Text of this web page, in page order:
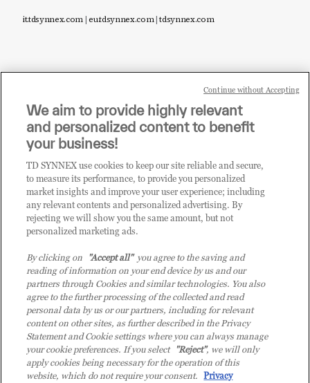
it.tdsynnex.com|eu.tdsynnex.com|tdsynnex.com
Sei un rivenditore di tecnologia e desideri acquistare
i prodotti o le soluzioni trattate sul blog?
CLICCA QUI E DIVENTA
CLIENTE TD SYNNEX
© 2026 TD SYNNEX Italy S.r.l. - Sede legale: via Luigi Russolo 9, 20138 Milano
(MI) - Numero di iscrizione al Registro delle Imprese di Milano e Codice Fiscale:
We aim to provide highly relevant
and personalized content to benefit
your business!
TD SYNNEX use cookies to keep our site reliable and secure,
to measure its performance, to provide you personalized
market insights and improve your user experience; including
any relevant contents and personalized advertising. By
rejecting we will show you the same amount, but not
personalized marketing ads.
By clicking on "Accept all"you agree to the saving and
reading of information on your end device by us and our
partners through Cookies and similar technologies. You also
agree to the further processing of the collected and read
personal data by us or our partners, including for relevant
content on other sites, as further described in the Privacy
Statement and Cookie settings where you can always manage
your cookie preferences. If you select "Reject", we will only
apply cookies being necessary for the operation of this
website, which do not require your consent. Privacy
Continue without Accepting